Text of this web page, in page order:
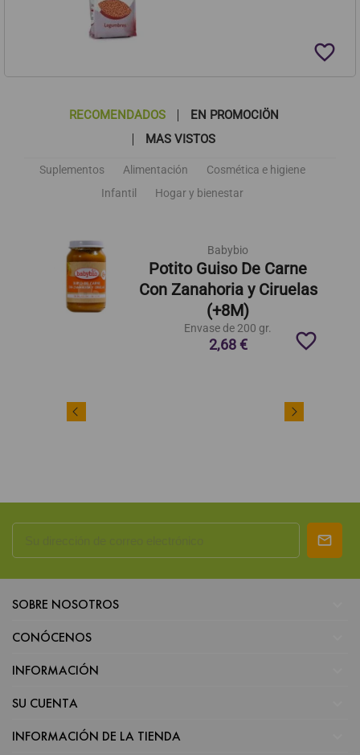
favorite_border
RECOMENDADOS
EN PROMOCIÖN
MAS VISTOS
Suplementos Alimentación
Cosmética e higiene
Infantil
Hogar y bienestar
Babybio
Potito Guiso De Carne
Con Zanahoria y Ciruelas
(+8M)
Envase de 200 gr.
2,68 € favorite_border
SOBRE NOSOTROS
CONÓCENOS
INFORMACIÓN
SU CUENTA
INFORMACIÓN DE LA TIENDA